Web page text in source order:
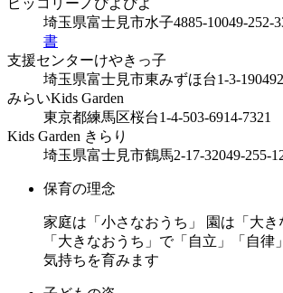
埼玉県富士見市水子4885-10049-252-
書
支援センターけやきっ子
埼玉県富士見市東みずほ台1-3-19
みらいKids Garden
東京都練馬区桜台1-4-503-6914-7321
Kids Garden きらり
埼玉県富士見市鶴馬2-17-32049-255-
保育の理念
家庭は「小さなおうち」 園は「大き
「大きなおうち」で「自立」「自律
気持ちを育みます